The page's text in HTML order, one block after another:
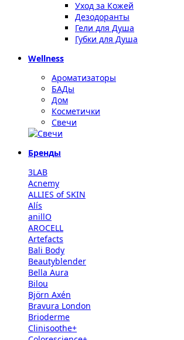
Уход за Кожей
Дезодоранты
Гели для Душа
Губки для Душа
Wellness
Ароматизаторы
БАДы
Дом
Косметички
Свечи
Бренды
3LAB
Acnemy
ALLIES of SKIN
Alís
anillO
AROCELL
Artefacts
Bali Body
Beautyblender
Bella Aura
Bilou
Björn Axén
Bravura London
Brioderme
Clinisoothe+